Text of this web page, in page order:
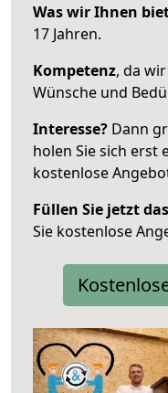
Was wir Ihnen
17 Jahren.
Kompetenz, da
Wünsche und
Interesse? Dann
holen Sie sich erst
kostenlose
Füllen Sie jetzt
Sie kostenlose